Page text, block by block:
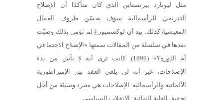
مثل ليونارد بيرنستاين الذي كان متأكدًا أن الإصلاح
التدريجي للرأسمالية سوف يحسّن ظروف العمال
المعيشية كذلك. بيد أن لوكسمبورغ لم تؤمن بذلك وصبّت
نقدها في سلسلة من المقالات سمتها «الإصلاح الاجتماعي
أم الثورة؟» (1899). كانت ترى أنه لا بأس من بدء
الإصلاحات، غير أنه لن يلغي العقد بين الإمبراطورية
الألمانية والرأسمالية. الإصلاحات هي مجرد وسيلة من أجل
تحقيق الغاية النهائية: الانقلاب السياسي.